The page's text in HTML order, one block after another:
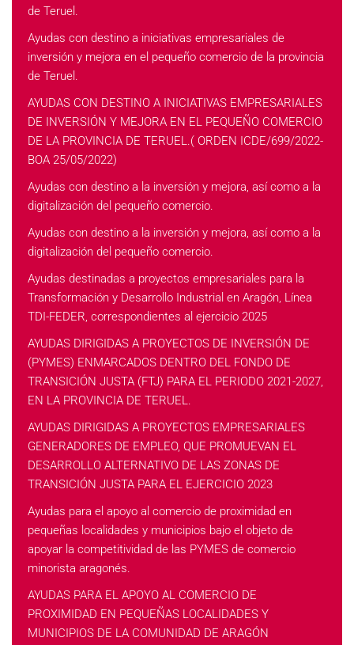
de Teruel.
Ayudas con destino a iniciativas empresariales de
inversión y mejora en el pequeño comercio de la provincia
de Teruel.
AYUDAS CON DESTINO A INICIATIVAS EMPRESARIALES
DE INVERSIÓN Y MEJORA EN EL PEQUEÑO COMERCIO
DE LA PROVINCIA DE TERUEL.( ORDEN ICDE/699/2022-
BOA 25/05/2022)
Ayudas con destino a la inversión y mejora, así como a la
digitalización del pequeño comercio.
Ayudas con destino a la inversión y mejora, así como a la
digitalización del pequeño comercio.
Ayudas destinadas a proyectos empresariales para la
Transformación y Desarrollo Industrial en Aragón, Línea
TDI-FEDER, correspondientes al ejercicio 2025
AYUDAS DIRIGIDAS A PROYECTOS DE INVERSIÓN DE
(PYMES) ENMARCADOS DENTRO DEL FONDO DE
TRANSICIÓN JUSTA (FTJ) PARA EL PERIODO 2021-2027,
EN LA PROVINCIA DE TERUEL.
AYUDAS DIRIGIDAS A PROYECTOS EMPRESARIALES
GENERADORES DE EMPLEO, QUE PROMUEVAN EL
DESARROLLO ALTERNATIVO DE LAS ZONAS DE
TRANSICIÓN JUSTA PARA EL EJERCICIO 2023
Ayudas para el apoyo al comercio de proximidad en
pequeñas localidades y municipios bajo el objeto de
apoyar la competitividad de las PYMES de comercio
minorista aragonés.
AYUDAS PARA EL APOYO AL COMERCIO DE
PROXIMIDAD EN PEQUEÑAS LOCALIDADES Y
MUNICIPIOS DE LA COMUNIDAD DE ARAGÓN